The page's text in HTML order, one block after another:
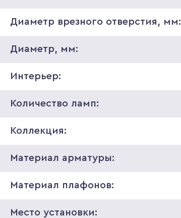
Диаметр врезного отверстия, мм:
Диаметр, мм:
Интерьер:
Количество ламп:
Коллекция:
Материал арматуры:
Материал плафонов:
Место установки: